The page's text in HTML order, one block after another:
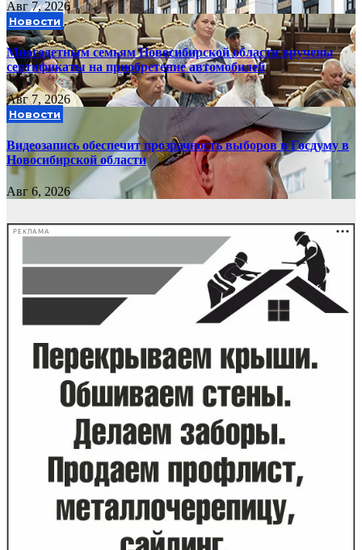
Авг 7, 2026
Новости
Многодетным семьям Новосибирской области вручены
сертификаты на приобретение автомобилей
Авг 7, 2026
Новости
Видеозапись обеспечит прозрачность выборов в Госдуму в
Новосибирской области
Авг 6, 2026
РЕКЛАМА